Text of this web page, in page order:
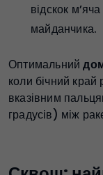
відскок
майданчика.
Оптимальний
коли бічний край
вказівним
градусів) між